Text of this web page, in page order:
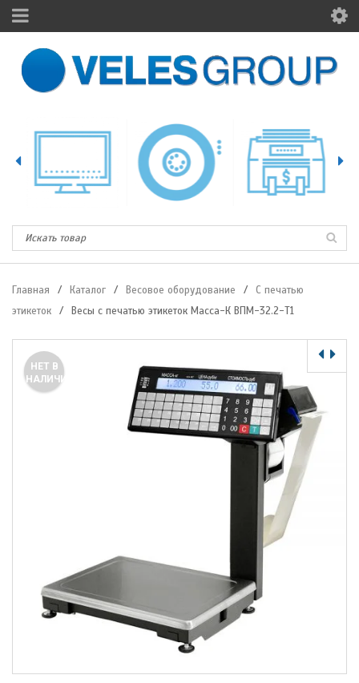
Главная / Каталог / Весовое оборудование /
С печатью
этикеток
/ Весы с печатью этикеток Масса-К ВПМ-32.2-Т1
НЕТ В
НАЛИЧИИ